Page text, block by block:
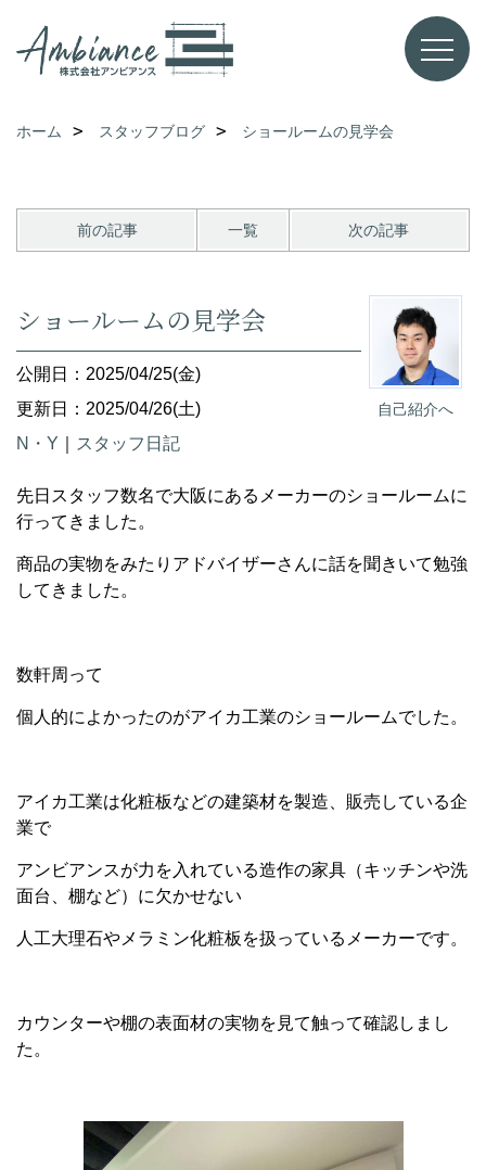
ホーム スタッフブログ ショールームの見学会
前の記事 一覧 次の記事
自己紹介へ
ショールームの見学会
公開日：2025/04/25(金)
更新日：2025/04/26(土)
N・Y
スタッフ日記
先日スタッフ数名で大阪にあるメーカーのショールームに
行ってきました。
商品の実物をみたりアドバイザーさんに話を聞きいて勉強
してきました。
数軒周って
個人的によかったのがアイカ工業のショールームでした。
アイカ工業は化粧板などの建築材を製造、販売している企
業で
アンビアンスが力を入れている造作の家具（キッチンや洗
面台、棚など）に欠かせない
人工大理石やメラミン化粧板を扱っているメーカーです。
カウンターや棚の表面材の実物を見て触って確認しまし
た。